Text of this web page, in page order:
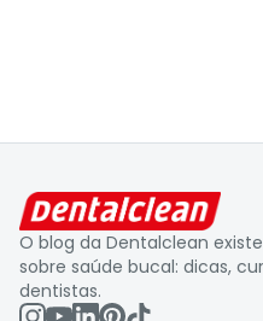
O blog da Dentalclean
sobre saúde bucal: dicas,
dentistas.